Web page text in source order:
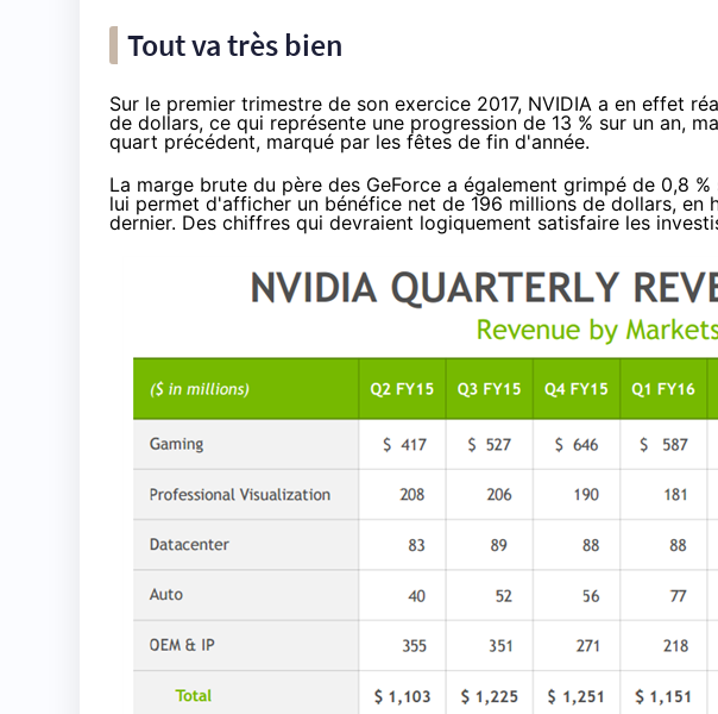
Tout va très bien
Sur le premier trimestre de son exercice 2017, NVIDIA a en effet
de dollars, ce qui représente une progression de 13 % sur un an,
quart précédent, marqué par les fêtes de fin d'année.
La marge brute du père des GeForce a également grimpé de 0,8
lui permet d'afficher un bénéfice net de 196 millions de dollars, en
dernier. Des chiffres qui devraient logiquement satisfaire les